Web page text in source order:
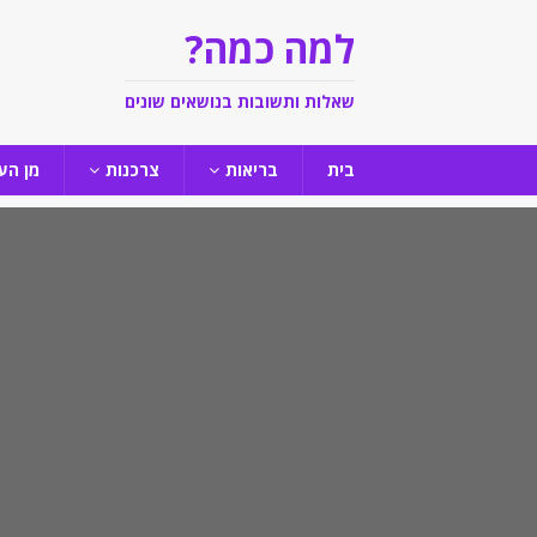
למה כמה?
שאלות ותשובות בנושאים שונים
בית בריאות צרכנות מן